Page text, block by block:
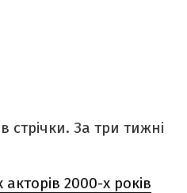
стрічки. За три тижні
2000-х років